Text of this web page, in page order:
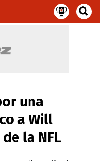
una
a Will
la NFL